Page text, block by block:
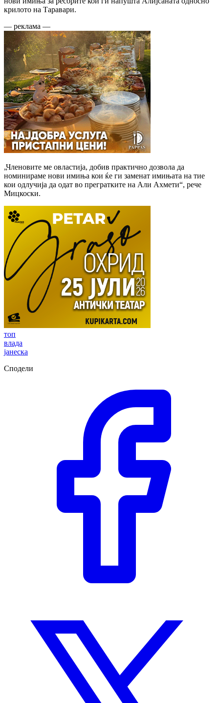
крилото на Таравари.
— реклама —
„Членовите ме овластија, добив практично дозвола да
номинираме нови имиња кои ќе ги заменат имињата на тие
кои одлучија да одат во прегратките на Али Ахмети“, рече
Мицкоски.
топ
влада
јанеска
Сподели